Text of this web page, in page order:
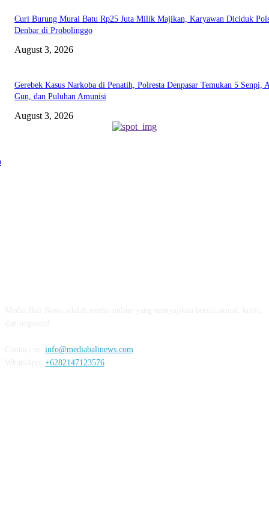
Curi Burung Murai Batu Rp25 Juta Milik Majikan, Karyawan Diciduk
Denbar di Probolinggo
August 3, 2026
Gerebek Kasus Narkoba di Penatih, Polresta Denpasar Temukan 5 Senpi,
Gun, dan Puluhan Amunisi
August 3, 2026
info@mediabalinews.com
+6282147123576